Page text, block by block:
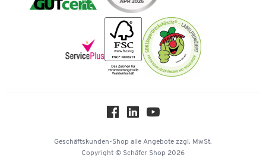
Karriere
Geschäftskunden-Shop alle Angebote zzgl. MwSt.
Copyright © Schäfer Shop 2026